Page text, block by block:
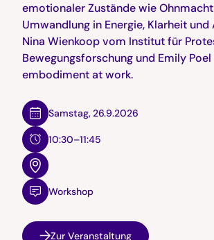
emotionaler Zustände wie
Umwandlung in Energie, Klarheit
Nina Wienkoop vom Institut für
Bewegungsforschung und Emily
embodiment at work.
Samstag,26.9.2026
10:30–11:45
Workshop
Zur Veranstaltung